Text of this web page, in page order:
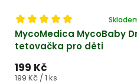
MycoMedica MycoBaby
tetovačka pro děti
Průměrné
hodnocení
produktu
5,0
z 5
199 Kč
Měrná
199 Kč / 1 ks